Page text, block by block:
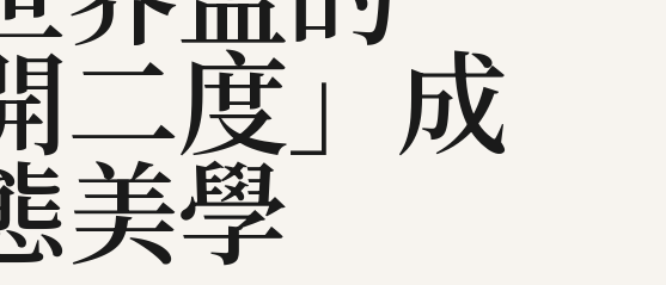
二度」成
美學